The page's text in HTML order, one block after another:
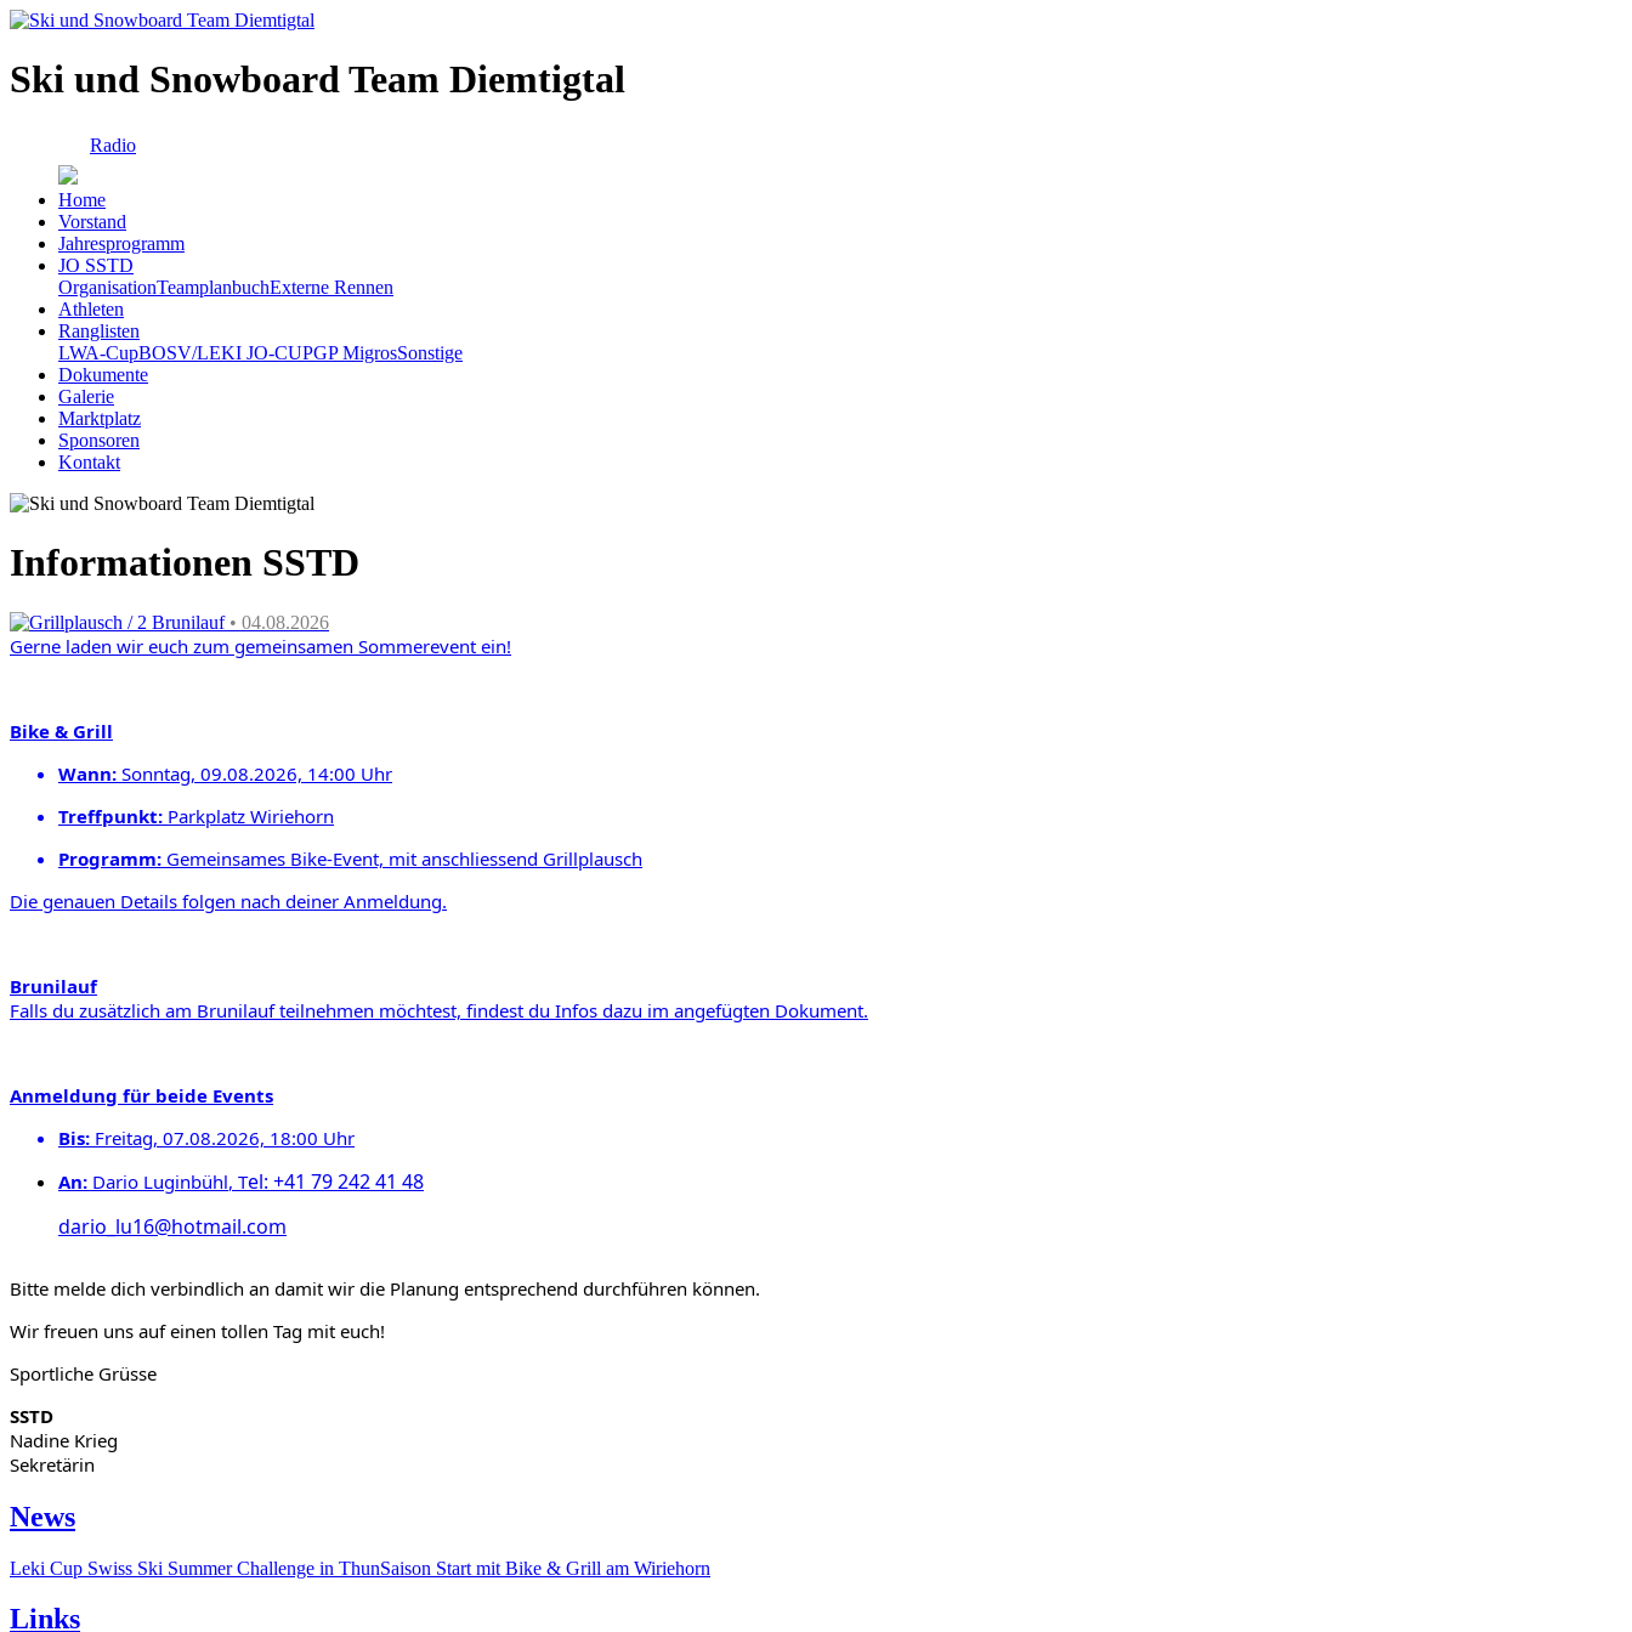
Ski und Snowboard Team Diemtigtal
Radio
Home
Vorstand
Jahresprogramm
JO SSTD
OrganisationTeamplanbuchExterne Rennen
Athleten
Ranglisten
LWA-CupBOSV/LEKI JO-CUPGP MigrosSonstige
Dokumente
Galerie
Marktplatz
Sponsoren
Kontakt
Informationen SSTD
Grillplausch / 2 Brunilauf• 04.08.2026
Gerne laden wir euch zum gemeinsamen Sommerevent ein!
Bike & Grill
Wann: Sonntag, 09.08.2026, 14:00 Uhr
Treffpunkt: Parkplatz Wiriehorn
Programm: Gemeinsames Bike-Event, mit anschliessend Grillplausch
Die genauen Details folgen nach deiner Anmeldung.
Brunilauf
Falls du zusätzlich am Brunilauf teilnehmen möchtest, findest du Infos dazu im angefügten Dokument.
Anmeldung für beide Events
Bis: Freitag, 07.08.2026, 18:00 Uhr
An: Dario Luginbühl, Tel: +41 79 242 41 48
dario_lu16@hotmail.com
Bitte melde dich verbindlich an damit wir die Planung entsprechend durchführen können.
Wir freuen uns auf einen tollen Tag mit euch!
Sportliche Grüsse
SSTD
Nadine Krieg
Sekretärin
News
Leki Cup Swiss Ski Summer Challenge in ThunSaison Start mit Bike & Grill am Wiriehorn
Links